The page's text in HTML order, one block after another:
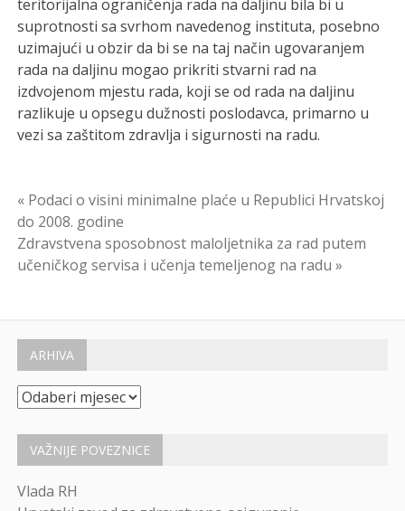
teritorijalna ograničenja rada na daljinu bila bi u
suprotnosti sa svrhom navedenog instituta, posebno
uzimajući u obzir da bi se na taj način ugovaranjem
rada na daljinu mogao prikriti stvarni rad na
izdvojenom mjestu rada, koji se od rada na daljinu
razlikuje u opsegu dužnosti poslodavca, primarno u
vezi sa zaštitom zdravlja i sigurnosti na radu.
Navigacija
objava
« Podaci o visini minimalne plaće u Republici Hrvatskoj
do 2008. godine
Zdravstvena sposobnost maloljetnika za rad putem
učeničkog servisa i učenja temeljenog na radu »
ARHIVA
Arhiva
VAŽNIJE POVEZNICE
Vlada RH